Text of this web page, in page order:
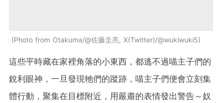
Photo from Otakuma/@佐藤圭亮, X(Twitter)/@wukiwuki5
這些平時藏在家裡角落的小東西，都逃不過喵主子們的
銳利眼神，一旦發現牠們的蹤跡，喵主子們便會立刻集
體行動，聚集在目標附近，用嚴肅的表情發出警告～奴